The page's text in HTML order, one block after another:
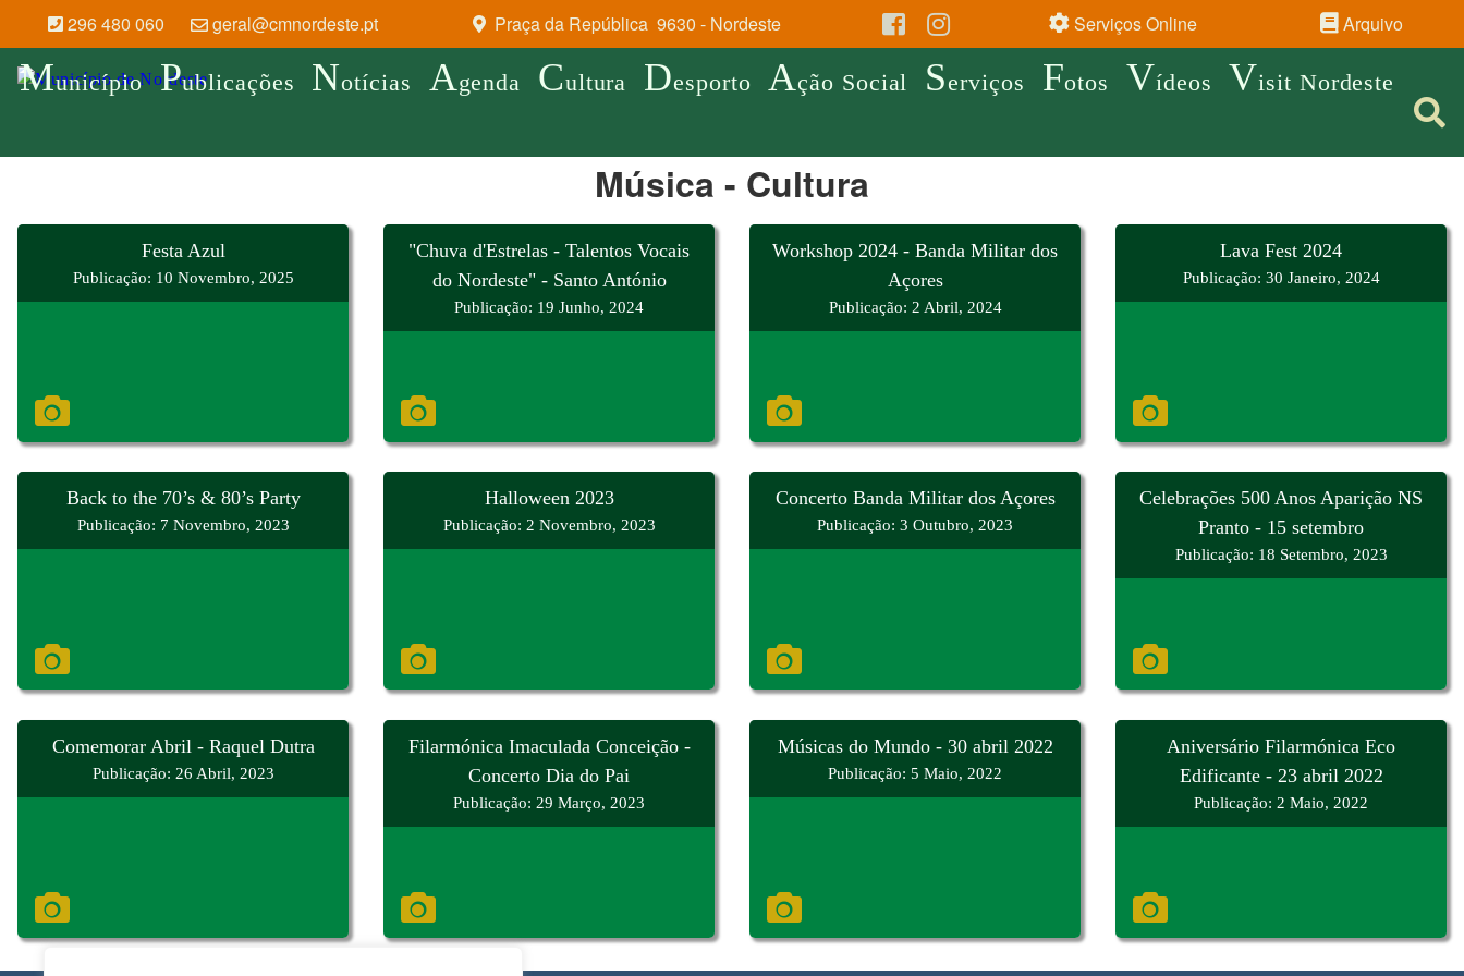
296 480 060 geral@cmnordeste.pt Praça da República 9630 - Nordeste Serviços Online Arquivo
Município Publicações Notícias Agenda Cultura Desporto Ação Social Serviços Fotos Vídeos Visit Nordeste
Música - Cultura
Festa Azul
Publicação: 10 Novembro, 2025
"Chuva d'Estrelas - Talentos Vocais
do Nordeste" - Santo António
Publicação: 19 Junho, 2024
Workshop 2024 - Banda Militar dos
Açores
Publicação: 2 Abril, 2024
Lava Fest 2024
Publicação: 30 Janeiro, 2024
Back to the 70’s & 80’s Party
Publicação: 7 Novembro, 2023
Halloween 2023
Publicação: 2 Novembro, 2023
Concerto Banda Militar dos Açores
Publicação: 3 Outubro, 2023
Celebrações 500 Anos Aparição NS
Pranto - 15 setembro
Publicação: 18 Setembro, 2023
Comemorar Abril - Raquel Dutra
Publicação: 26 Abril, 2023
Filarmónica Imaculada Conceição -
Concerto Dia do Pai
Publicação: 29 Março, 2023
Músicas do Mundo - 30 abril 2022
Publicação: 5 Maio, 2022
Aniversário Filarmónica Eco
Edificante - 23 abril 2022
Publicação: 2 Maio, 2022